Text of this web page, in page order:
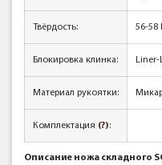
Твёрдость: 56-58
Блокировка клинка:
Материал рукоятки:
Комплектация (?):
Описание ножа складного